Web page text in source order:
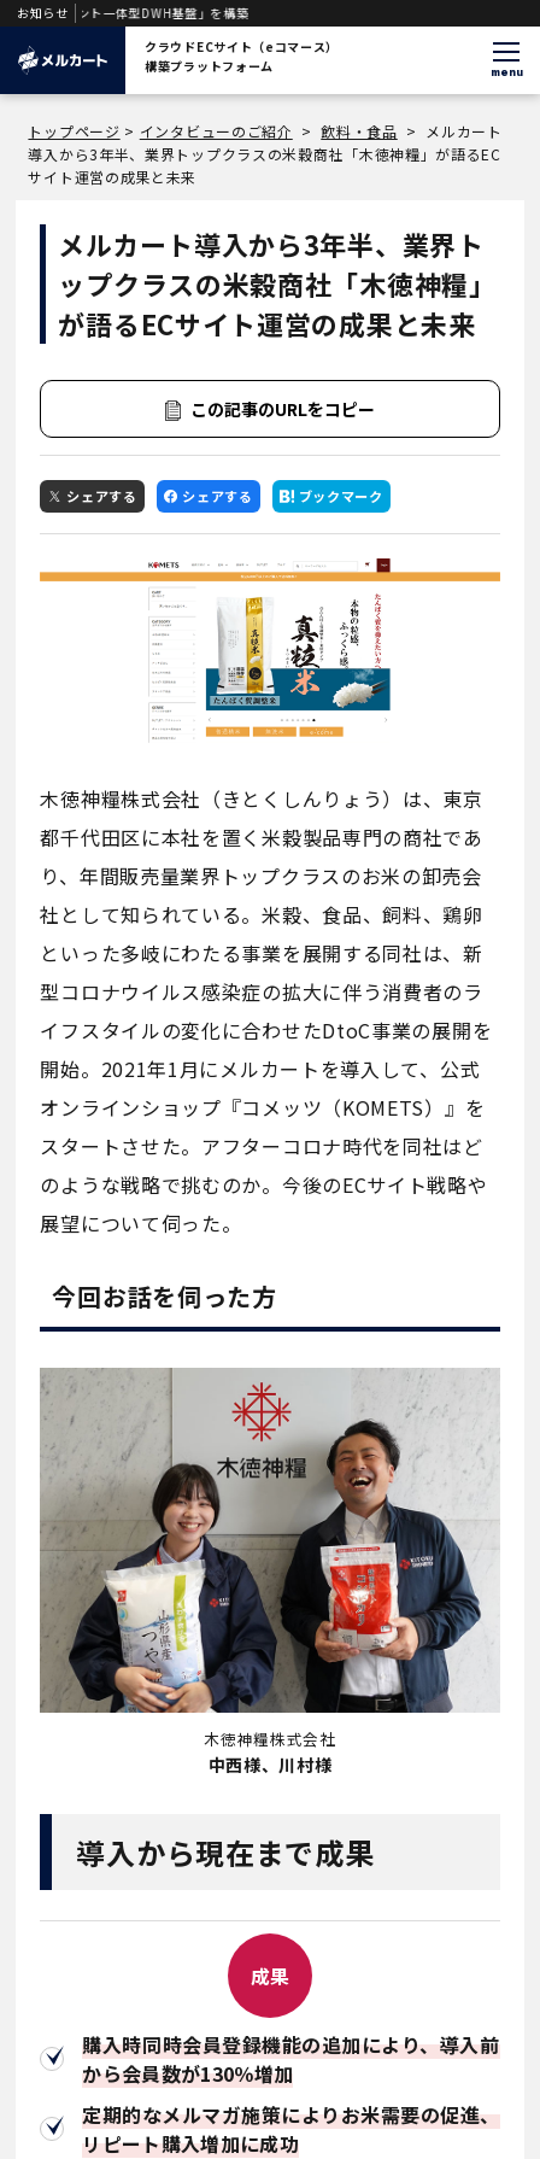
お知らせ
ト一体型DWH基盤」を構築
クラウドECサイト（eコマース）
構築プラットフォーム
menu
トップページ > インタビューのご紹介 > 飲料・食品 > メルカート
導入から3年半、業界トップクラスの米穀商社「木徳神糧」が語るEC
サイト運営の成果と未来
メルカート導入から3年半、業界ト
ップクラスの米穀商社「木徳神糧」
が語るECサイト運営の成果と未来
この記事のURLをコピー
シェアする シェアする ブックマーク
木徳神糧株式会社（きとくしんりょう）は、東京
都千代田区に本社を置く米穀製品専門の商社であ
り、年間販売量業界トップクラスのお米の卸売会
社として知られている。米穀、食品、飼料、鶏卵
といった多岐にわたる事業を展開する同社は、新
型コロナウイルス感染症の拡大に伴う消費者のラ
イフスタイルの変化に合わせたDtoC事業の展開を
開始。2021年1月にメルカートを導入して、公式
オンラインショップ『コメッツ（KOMETS）』を
スタートさせた。アフターコロナ時代を同社はど
のような戦略で挑むのか。今後のECサイト戦略や
展望について伺った。
今回お話を伺った方
木徳神糧株式会社
中西様、川村様
導入から現在まで成果
成果
購入時同時会員登録機能の追加により、導入前
から会員数が130％増加
定期的なメルマガ施策によりお米需要の促進、
リピート購入増加に成功